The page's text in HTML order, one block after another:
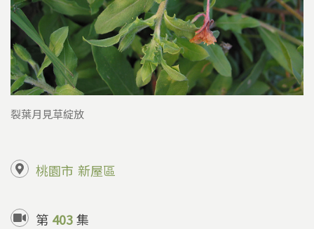
裂葉月見草綻放
桃園市 新屋區
第 403集